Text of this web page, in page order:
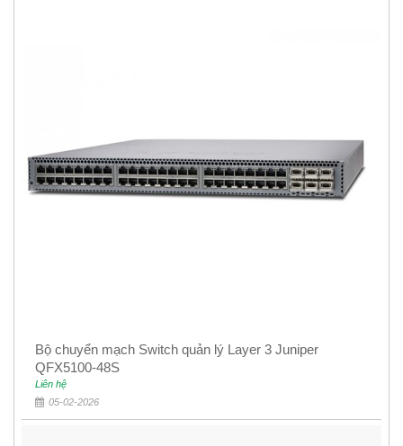
Bộ chuyển mạch Switch quản lý Layer 3 Juniper
QFX5100-48S
Liên hệ
05-02-2026